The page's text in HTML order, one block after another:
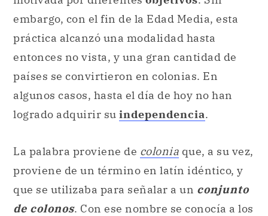
embargo, con el fin de la Edad Media, esta
práctica alcanzó una modalidad hasta
entonces no vista, y una gran cantidad de
países se convirtieron en colonias. En
algunos casos, hasta el día de hoy no han
logrado adquirir su independencia.
La palabra proviene de colonia que, a su vez,
proviene de un término en latín idéntico, y
que se utilizaba para señalar a un conjunto
de colonos. Con ese nombre se conocía a los